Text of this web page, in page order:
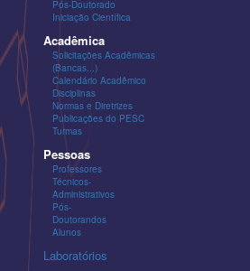
Pós-Doutorado
Iniciação Científica
Acadêmica
Solicitações Acadêmicas
(Bancas...)
Calendário Acadêmico
Disciplinas
Normas e Diretrizes
Publicações do PESC
Turmas
Pessoas
Professores
Técnicos-
Administrativos
Pós-
Doutorandos
Alunos
Laboratórios